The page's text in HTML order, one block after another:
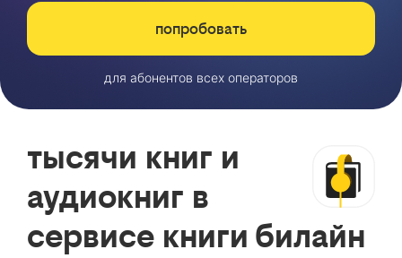
попробовать
для абонентов всех операторов
тысячи книг и
аудиокниг в
сервисе книги билайн